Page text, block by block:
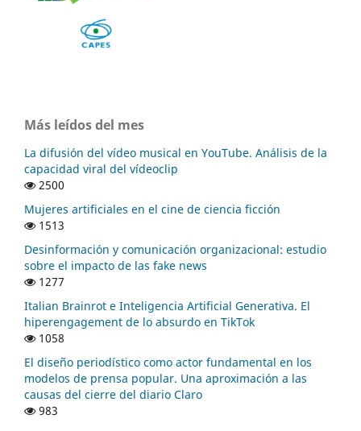
Más leídos del mes
La difusión del vídeo musical en YouTube. Análisis de la
capacidad viral del vídeoclip
2500
Mujeres artificiales en el cine de ciencia ficción
1513
Desinformación y comunicación organizacional: estudio
sobre el impacto de las fake news
1277
Italian Brainrot e Inteligencia Artificial Generativa. El
hiperengagement de lo absurdo en TikTok
1058
El diseño periodístico como actor fundamental en los
modelos de prensa popular. Una aproximación a las
causas del cierre del diario Claro
983